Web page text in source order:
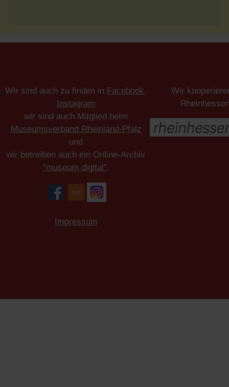
Wir sind auch zu finden in Facebook,
Instagram
wir sind auch Mitglied beim
Museumsverband Rheinland-Pfalz
und
wir betreiben auch ein Online-Archiv
"museum digital".
Impressum
Wir